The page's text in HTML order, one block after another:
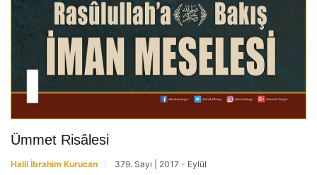
Ümmet Risâlesi
Halil İbrahim Kurucan 379. Sayı | 2017 - Eylül